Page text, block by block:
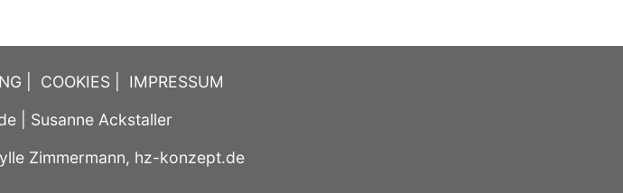
COOKIES
IMPRESSUM
| Susanne Ackstaller
Zimmermann, hz-konzept.de